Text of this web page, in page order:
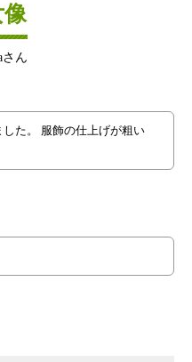
像
さん
た。 服飾の仕上げが粗い